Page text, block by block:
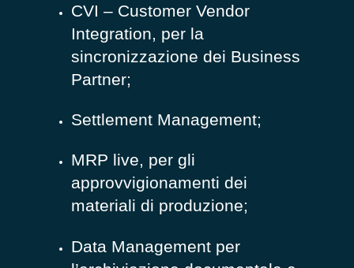
CVI – Customer Vendor
Integration, per la
sincronizzazione dei Business
Partner;
Settlement Management;
MRP live, per gli
approvvigionamenti dei
materiali di produzione;
Data Management per